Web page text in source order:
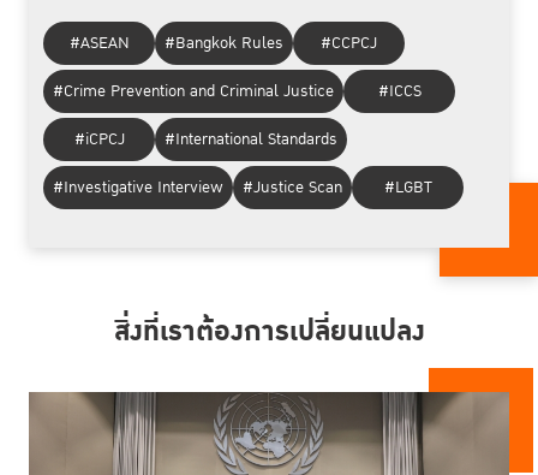
#ASEAN #Bangkok Rules
#CCPCJ
#Crime Prevention and Criminal Justice
#ICCS
#iCPCJ
#International Standards
#Investigative Interview
#Justice Scan #LGBT
สิ่งที่เราต้องการเปลี่ยนแปลง